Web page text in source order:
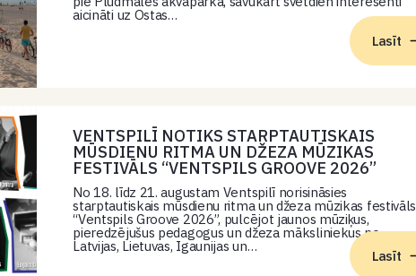
Lasīt
aicināti uz Ostas…
Lasīt
VENTSPILĪ NOTIKS STARPTAUTISKAIS
MŪSDIENU RITMA UN DŽEZA MŪZIKAS
FESTIVĀLS “VENTSPILS GROOVE 2026”
No 18. līdz 21. augustam Ventspilī norisināsies
starptautiskais mūsdienu ritma un džeza mūzikas festivāls
“Ventspils Groove 2026”, pulcējot jaunos mūziķus,
pieredzējušus pedagogus un džeza māksliniekus no
Latvijas, Lietuvas, Igaunijas un…